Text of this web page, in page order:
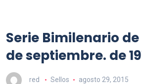
Serie Bimilenario de
de septiembre. de
red Sellos agosto 29, 2015